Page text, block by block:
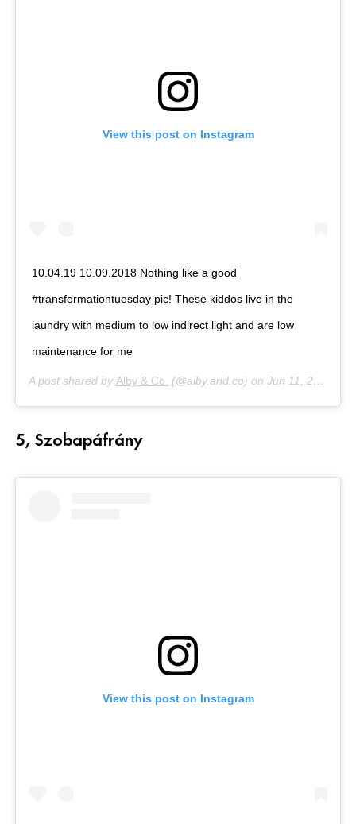
View this post on Instagram
10.04.19 10.09.2018 Nothing like a good
#transformationtuesday pic! These kiddos live in the
laundry with medium to low indirect light and are low
maintenance for me ️
A post shared by Alby & Co. (@alby.and.co) on Jun 11, 2019 at 2:58am PDT
5, Szobapáfrány
View this post on Instagram